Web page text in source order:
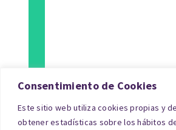
Consentimiento de Cookies
Este sitio web utiliza cookies propias y
obtener estadísticas sobre los hábitos
Tipo de Inmueble